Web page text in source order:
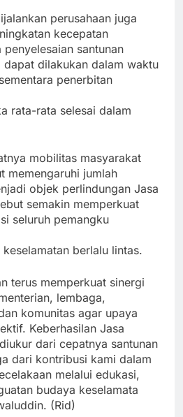
perusahaan juga
kecepatan
santunan
dapat dilakukan dalam waktu
penerbitan
rata-rata selesai dalam
mobilitas masyarakat
memengaruhi jumlah
objek perlindungan Jasa
semakin memperkuat
seluruh pemangku
berlalu lintas.
terus memperkuat sinergi
lembaga,
komunitas agar upaya
Keberhasilan Jasa
dari cepatnya santunan
dari kontribusi kami dalam
melalui edukasi,
budaya keselamata
(Rid)